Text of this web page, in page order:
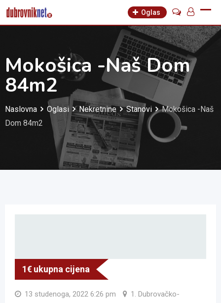
Skip
Oglas
Mokošica -Naš Dom
84m2
Naslovna Oglasi Nekretnine Stanovi
Mokošica -Naš
Dom 84m2
1€ukupna cijena
13 studenoga, 2022 6:26 pm
1. Dubrovačko-